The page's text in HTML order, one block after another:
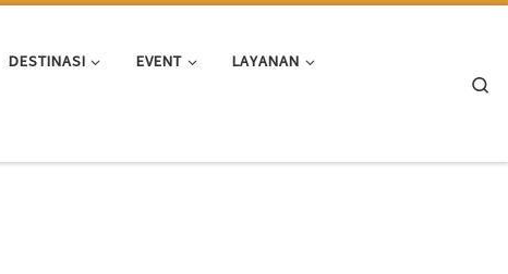
DESTINASI EVENT LAYANAN